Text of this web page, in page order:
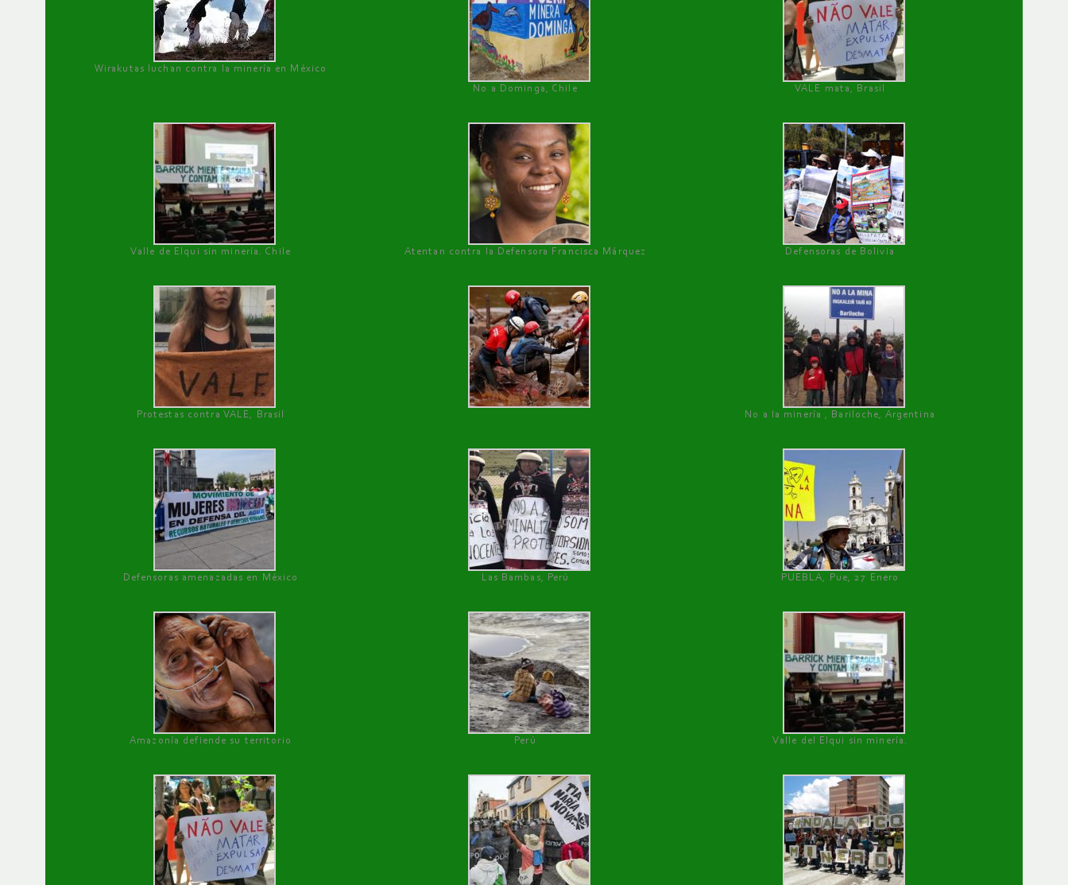
Wirakutas luchan contra la minería en México
No a Dominga, Chile
VALE mata, Brasil
Valle de Elqui sin minería. Chile Atentan contra la Defensora Francisca Márquez Defensoras de Bolivia
Protestas contra VALE, Brasil No a la minería , Bariloche, Argentina
Defensoras amenazadas en México Las Bambas, Perú PUEBLA, Pue, 27 Enero
Amazonía defiende su territorio Perú Valle del Elqui sin minería.